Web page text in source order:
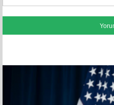
FACEBOOK YORUMLARI